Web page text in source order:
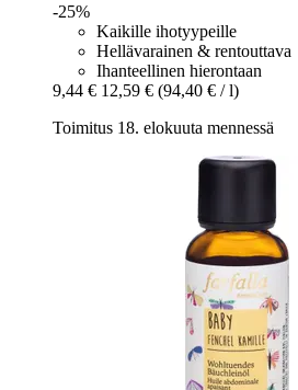
-25%
Kaikille ihotyypeille
Hellävarainen & rentouttava
Ihanteellinen hierontaan
9,44 € 12,59 € (94,40 € / l)
Toimitus 18. elokuuta mennessä